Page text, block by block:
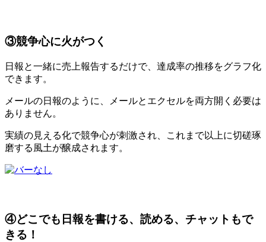
③競争心に火がつく
日報と一緒に売上報告するだけで、達成率の推移をグラフ化
できます。
メールの日報のように、メールとエクセルを両方開く必要は
ありません。
実績の見える化で競争心が刺激され、これまで以上に切磋琢
磨する風土が醸成されます。
④どこでも日報を書ける、読める、チャットもで
きる！